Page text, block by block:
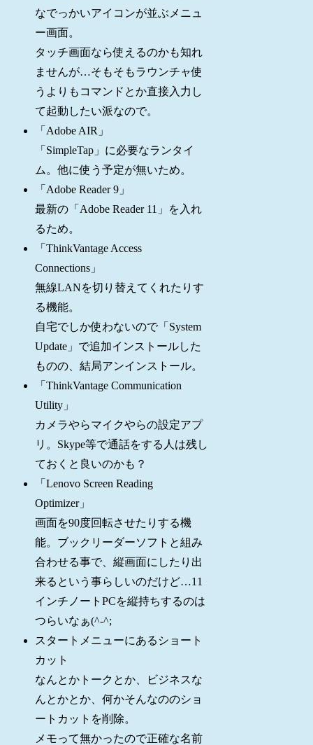
なでっかいアイコンが並ぶメニュ
ー画面。
タッチ画面なら使えるのかも知れ
ませんが…そもそもラウンチャ使
うよりもコマンドとか直接入力し
て起動したい派なので。
「Adobe AIR」
「SimpleTap」に必要なランタイ
ム。他に使う予定が無いため。
「Adobe Reader 9」
最新の「Adobe Reader 11」を入れ
るため。
「ThinkVantage Access
Connections」
無線LANを切り替えてくれたりす
る機能。
自宅でしか使わないので「System
Update」で追加インストールした
ものの、結局アンインストール。
「ThinkVantage Communication
Utility」
カメラやらマイクやらの設定アプ
リ。Skype等で通話をする人は残し
ておくと良いのかも？
「Lenovo Screen Reading
Optimizer」
画面を90度回転させたりする機
能。ブックリーダーソフトと組み
合わせる事で、縦画面にしたり出
来るという事らしいのだけど…11
インチノートPCを縦持ちするのは
つらいなぁ(^-^;
スタートメニューにあるショート
カット
なんとかトークとか、ビジネスな
んとかとか、何かそんなののショ
ートカットを削除。
メモって無かったので正確な名前